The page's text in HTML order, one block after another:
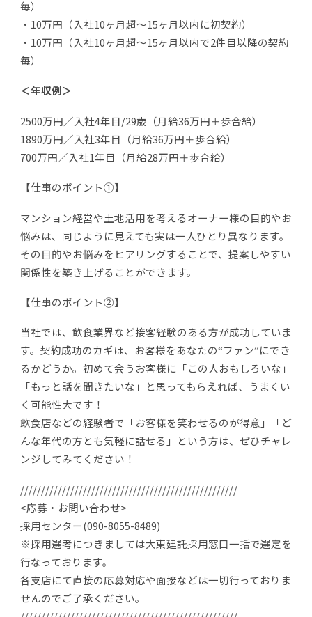
毎）
・10万円（入社10ヶ月超～15ヶ月以内に初契約）
・10万円（入社10ヶ月超～15ヶ月以内で2件目以降の契約
毎）
＜年収例＞
2500万円／入社4年目/29歳（月給36万円＋歩合給）
1890万円／入社3年目（月給36万円＋歩合給）
700万円／入社1年目（月給28万円＋歩合給）
【仕事のポイント①】
マンション経営や土地活用を考えるオーナー様の目的やお
悩みは、同じように見えても実は一人ひとり異なります。
その目的やお悩みをヒアリングすることで、提案しやすい
関係性を築き上げることができます。
【仕事のポイント②】
当社では、飲食業界など接客経験のある方が成功していま
す。契約成功のカギは、お客様をあなたの“ファン”にでき
るかどうか。初めて会うお客様に「この人おもしろいな」
「もっと話を聞きたいな」と思ってもらえれば、うまくい
く可能性大です！
飲食店などの経験者で「お客様を笑わせるのが得意」「ど
んな年代の方とも気軽に話せる」という方は、ぜひチャレ
ンジしてみてください！
////////////////////////////////////////////////////
<応募・お問い合わせ>
採用センター(090-8055-8489)
※採用選考につきましては大東建託採用窓口一括で選定を
行なっております。
各支店にて直接の応募対応や面接などは一切行っておりま
せんのでご了承ください。